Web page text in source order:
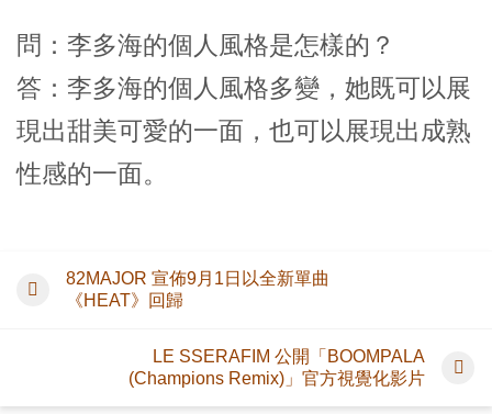
問：李多海的個人風格是怎樣的？
答：李多海的個人風格多變，她既可以展
現出甜美可愛的一面，也可以展現出成熟
性感的一面。
82MAJOR 宣佈9月1日以全新單曲
《HEAT》回歸
LE SSERAFIM 公開「BOOMPALA
(Champions Remix)」官方視覺化影片